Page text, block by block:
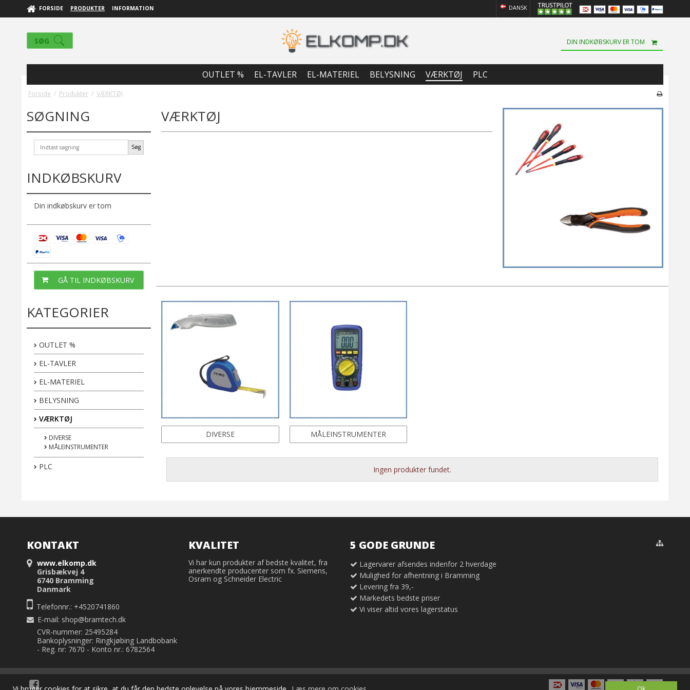
FORSIDE PRODUKTER INFORMATION DANSK
SØG DIN INDKØBSKURV ER TOM
OUTLET % EL-TAVLER EL-MATERIEL BELYSNING VÆRKTØJ PLC
Forside / Produkter / VÆRKTØJ
SØGNING
Søg
INDKØBSKURV
Din indkøbskurv er tom
GÅ TIL INDKØBSKURV
KATEGORIER
OUTLET %
EL-TAVLER
EL-MATERIEL
BELYSNING
VÆRKTØJ
DIVERSE
MÅLEINSTRUMENTER
PLC
VÆRKTØJ
DIVERSE MÅLEINSTRUMENTER
Ingen produkter fundet.
KONTAKT
www.elkomp.dk
Grisbækvej 4
6740 Bramming
Danmark
Telefonnr.: +4520741860
E-mail: shop@bramtech.dk
CVR-nummer: 25495284
Bankoplysninger: Ringkjøbing Landbobank
- Reg. nr: 7670 - Konto nr.: 6782564
KVALITET
Vi har kun produkter af bedste kvalitet, fra
anerkendte producenter som fx. Siemens,
Osram og Schneider Electric
5 GODE GRUNDE
Lagervarer afsendes indenfor 2 hverdage
Mulighed for afhentning i Bramming
Levering fra 39,-
Markedets bedste priser
Vi viser altid vores lagerstatus